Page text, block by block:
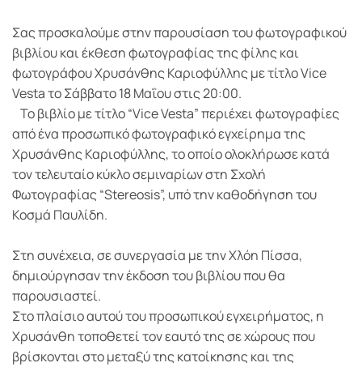
Σας προσκαλούμε στην παρουσίαση του φωτογραφικού
βιβλίου και έκθεση φωτογραφίας της φίλης και
φωτογράφου Χρυσάνθης Καριοφύλλης με τίτλο Vice
Vesta το Σάββατο 18 Μαΐου στις 20:00.
Το βιβλίο με τίτλο “Vice Vesta” περιέχει φωτογραφίες
από ένα προσωπικό φωτογραφικό εγχείρημα της
Χρυσάνθης Καριοφύλλης, το οποίο ολοκλήρωσε κατά
τον τελευταίο κύκλο σεμιναρίων στη Σχολή
Φωτογραφίας “Stereosis”, υπό την καθοδήγηση του
Κοσμά Παυλίδη.
Στη συνέχεια, σε συνεργασία με την Χλόη Πίσσα,
δημιούργησαν την έκδοση του βιβλίου που θα
παρουσιαστεί.
Στο πλαίσιο αυτού του προσωπικού εγχειρήματος, η
Χρυσάνθη τοποθετεί τον εαυτό της σε χώρους που
βρίσκονται στο μεταξύ της κατοίκησης και της